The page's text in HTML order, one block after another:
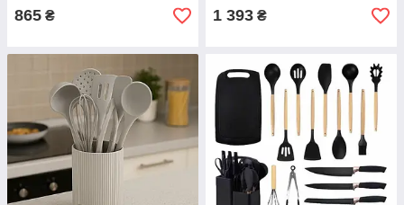
865 ₴ 1 393 ₴